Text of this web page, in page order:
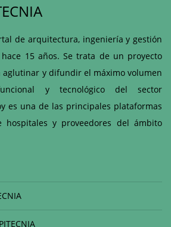
de arquitectura, ingeniería y gestión
15 años. Se trata de un proyecto
y difundir el máximo volumen
y tecnológico del sector
es una de las principales plataformas
hospitales y proveedores del ámbito